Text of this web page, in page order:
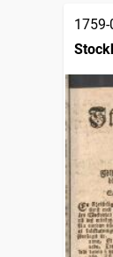
1745)